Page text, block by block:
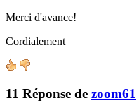
Merci d'avance!
Cordialement
11 Réponse de zoom61